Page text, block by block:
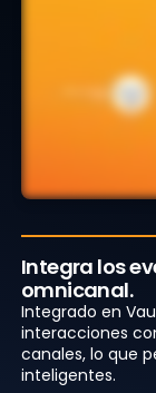
Integra los
omnicanal.
Integrado en
interacciones
canales, lo que
inteligentes.